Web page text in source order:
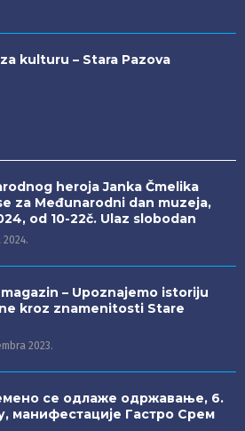
kulturu – Stara Pazova
heroja Janka Čmelika
za Međunarodni dan muzeja,
od 10-22č. Ulaz slobodan
2024.
– Upoznajemo istoriju
kroz znamenitosti Stare
2023.
се одлаже одржавање, 6.
манифестације Гастро Срем